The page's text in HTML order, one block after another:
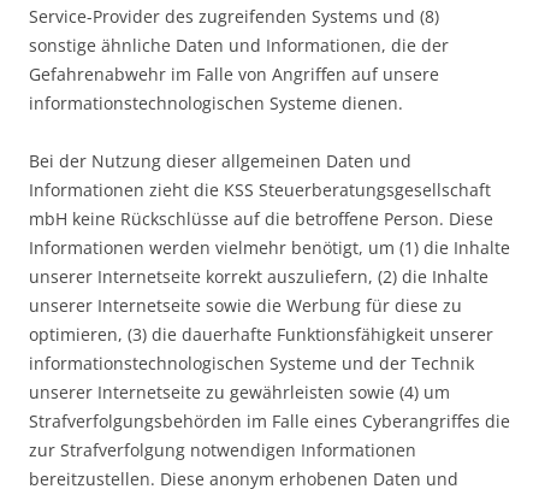
Service-Provider des zugreifenden Systems und (8)
sonstige ähnliche Daten und Informationen, die der
Gefahrenabwehr im Falle von Angriffen auf unsere
informationstechnologischen Systeme dienen.
Bei der Nutzung dieser allgemeinen Daten und
Informationen zieht die KSS Steuerberatungsgesellschaft
mbH keine Rückschlüsse auf die betroffene Person. Diese
Informationen werden vielmehr benötigt, um (1) die Inhalte
unserer Internetseite korrekt auszuliefern, (2) die Inhalte
unserer Internetseite sowie die Werbung für diese zu
optimieren, (3) die dauerhafte Funktionsfähigkeit unserer
informationstechnologischen Systeme und der Technik
unserer Internetseite zu gewährleisten sowie (4) um
Strafverfolgungsbehörden im Falle eines Cyberangriffes die
zur Strafverfolgung notwendigen Informationen
bereitzustellen. Diese anonym erhobenen Daten und